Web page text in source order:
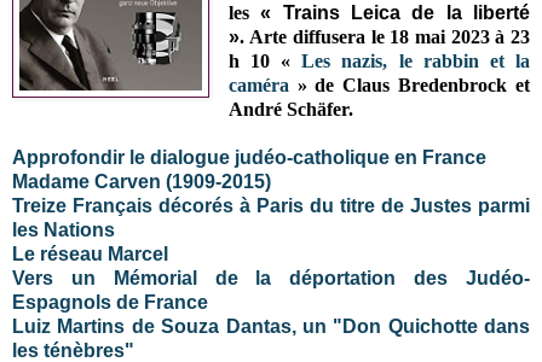
les« Trains Leica de la liberté
». Arte diffusera le 18 mai 2023 à 23
h 10 «Les nazis, le rabbin et la
caméra » de Claus Bredenbrock et
André Schäfer.
Approfondir le dialogue judéo-catholique en France
Madame Carven (1909-2015)
Treize Français décorés à Paris du titre de Justes parmi
les Nations
Le réseau Marcel
Vers un Mémorial de la déportation des Judéo-
Espagnols de France
Luiz Martins de Souza Dantas, un "Don Quichotte dans
les ténèbres"